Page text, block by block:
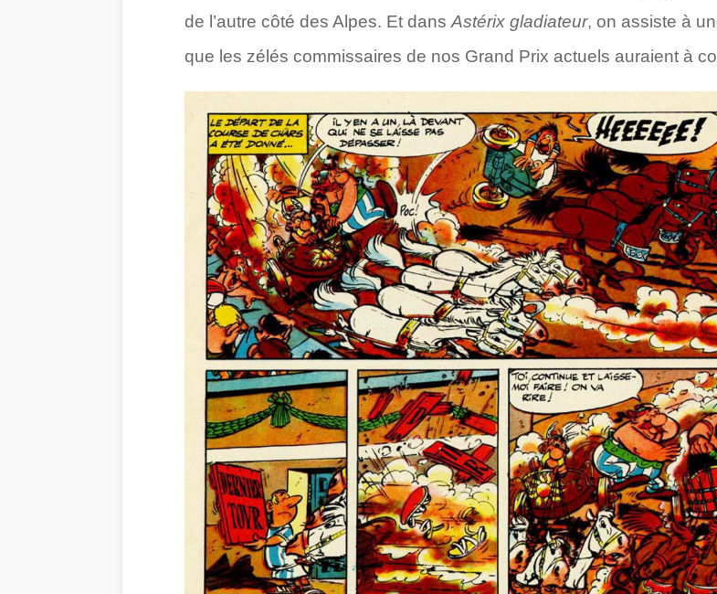
de l’autre côté des Alpes. Et dans Astérix gladiateur, on assiste à
que les zélés commissaires de nos Grand Prix actuels auraient à